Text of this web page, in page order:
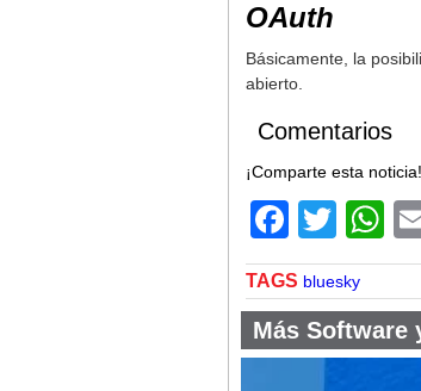
OAuth
Básicamente, la
abierto.
Comentarios
¡Comparte esta noticia!
TAGS bluesky
Más Software